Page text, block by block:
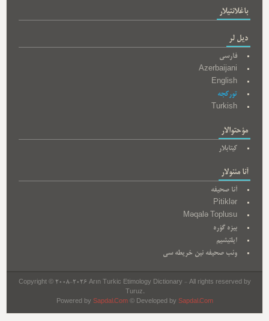
باغلانتیلار
دیل لر
فارسی
Azerbaijani
English
تورکجه
Turkish
مؤحتوالار
کیتابلار
آنا مئنولار
آنا صحیفه
Pitiklər
Məqalə Toplusu
بیزه گؤره
ایلتیشیم
وئب صحیفه نین خریطه سی
Copyright © 2008-2026 Arın Turkic Etimology Dictionary - All rights reserved by
Turuz.
Powered by Sapdal.Com© Developed by Sapdal.Com